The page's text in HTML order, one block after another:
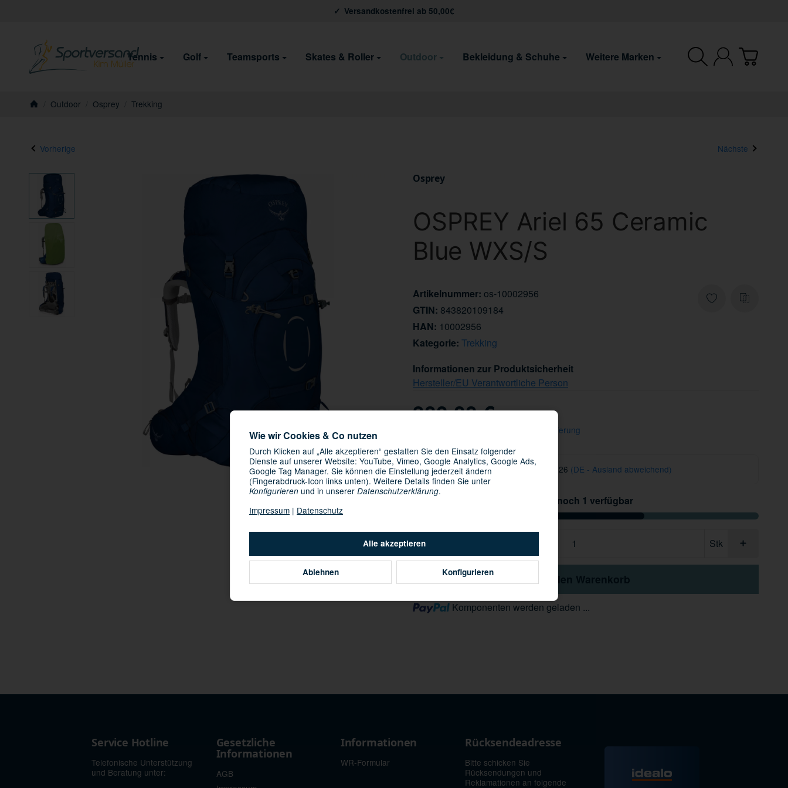
Versandkostenfrei ab 50,00€
Tennis Golf Teamsports Skates & Roller Outdoor Bekleidung & Schuhe Weitere Marken
Outdoor Osprey Trekking
Vorherige Nächste
Osprey
OSPREY Ariel 65 Ceramic
Blue WXS/S
Artikelnummer: os-10002956
GTIN: 843820109184
HAN: 10002956
Kategorie: Trekking
Informationen zur Produktsicherheit
Hersteller/EU Verantwortliche Person
300,00 €
Versandkostenfreie Lieferung
Lieferdatum:09.08.2026 - 12.08.2026 (DE - Ausland abweichend)
Nur noch 1 verfügbar
Stk
Loading...Komponenten werden geladen ...
Service Hotline
Telefonische Unterstützung
und Beratung unter:
Gesetzliche
Informationen
AGB
Informationen
WR-Formular
Rücksendeadresse
Bitte schicken Sie
Rücksendungen und
Reklamationen an folgende
Alle akzeptieren
Ablehnen Konfigurieren
Wie wir Cookies & Co nutzen
Durch Klicken auf „Alle akzeptieren“ gestatten Sie den Einsatz folgender
Dienste auf unserer Website: YouTube, Vimeo, Google Analytics, Google Ads,
Google Tag Manager. Sie können die Einstellung jederzeit ändern
(Fingerabdruck-Icon links unten). Weitere Details finden Sie unter
Konfigurieren und in unserer Datenschutzerklärung.
Impressum | Datenschutz